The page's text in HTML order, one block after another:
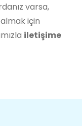
varsa,
için
iletişime